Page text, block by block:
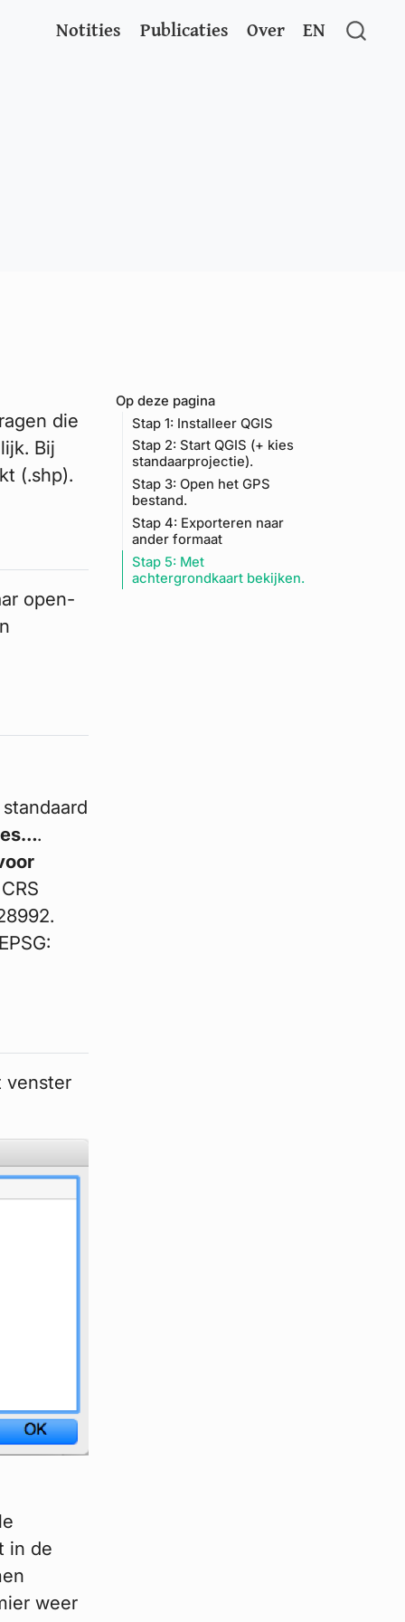
Notities Publicaties Over EN
Op deze pagina
Stap 1: Installeer QGIS
Stap 2: Start QGIS (+ kies
standaarprojectie).
Stap 3: Open het GPS
bestand.
Stap 4: Exporteren naar
ander formaat
Stap 5: Met
achtergrondkaart bekijken.
die
Bij
(.shp).
open-
.
venster
in de
weer